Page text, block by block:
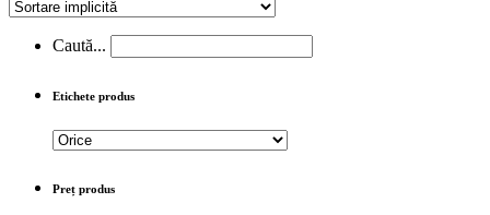
Caută...
Etichete produs
Preț produs